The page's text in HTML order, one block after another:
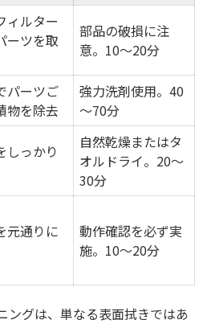
ィルター
ーツを取
部品の破損に注
意。10～20分
パーツご
物を除去
強力洗剤使用。40
～70分
しっかり
自然乾燥またはタ
オルドライ。20～
30分
元通りに
動作確認を必ず実
施。10～20分
ングは、単なる表面拭きではあ